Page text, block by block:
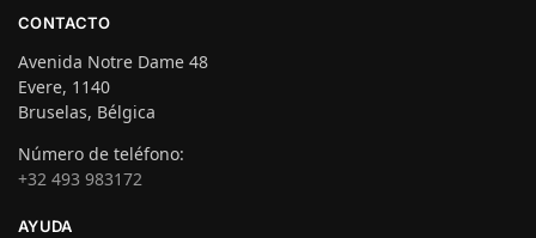
CONTACTO
Avenida Notre Dame 48
Evere, 1140
Bruselas, Bélgica
Número de teléfono:
+32 493 983172
AYUDA